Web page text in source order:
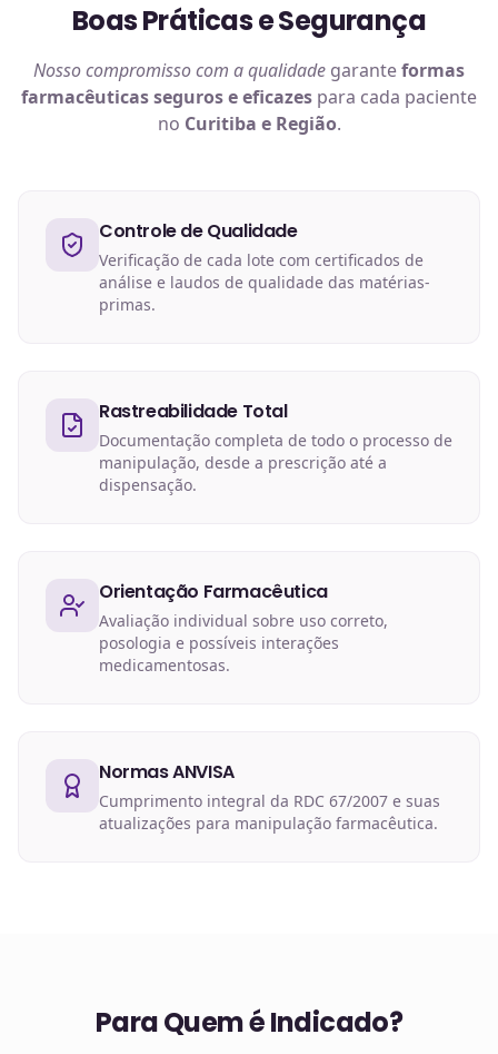
Boas Práticas e Segurança
Nosso compromisso com a qualidade garanteformas
farmacêuticasseguros e eficazes para cada paciente
no Curitiba e Região.
Controle de Qualidade
Verificação de cada lote com certificados de
análise e laudos de qualidade das matérias-
primas.
Rastreabilidade Total
Documentação completa de todo o processo de
manipulação, desde a prescrição até a
dispensação.
Orientação Farmacêutica
Avaliação individual sobre uso correto,
posologia e possíveis interações
medicamentosas.
Normas ANVISA
Cumprimento integral da RDC 67/2007 e suas
atualizações para manipulação farmacêutica.
Para Quem é Indicado?